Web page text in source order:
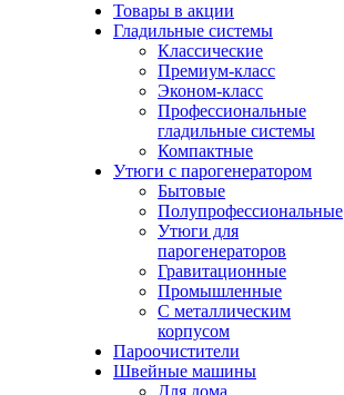
Товары в акции
Гладильные системы
Классические
Премиум-класс
Эконом-класс
Профессиональные
гладильные системы
Компактные
Утюги с парогенератором
Бытовые
Полупрофессиональные
Утюги для
парогенераторов
Гравитационные
Промышленные
С металлическим
корпусом
Пароочистители
Швейные машины
Для дома